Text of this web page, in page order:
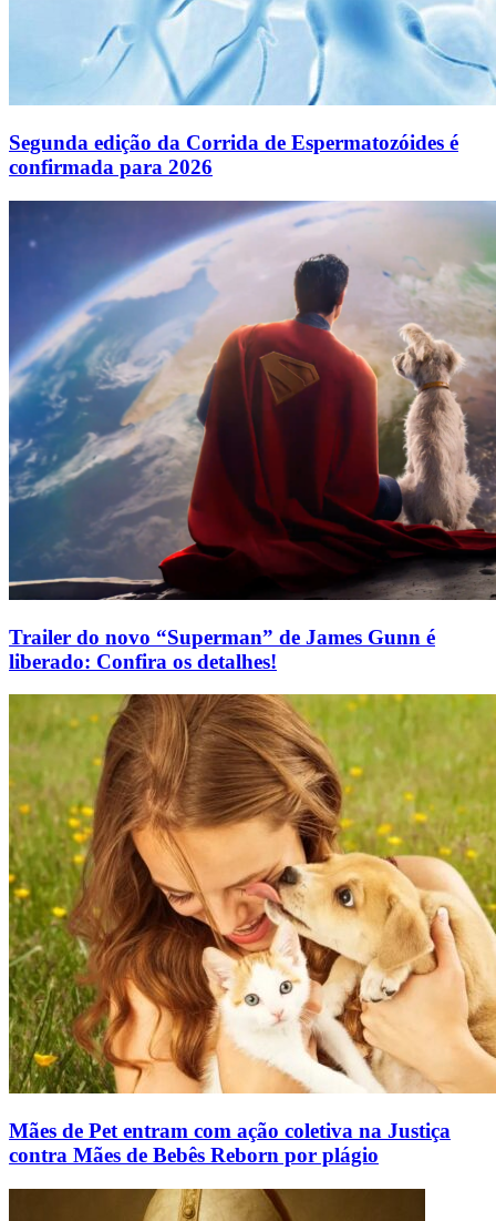
Segunda edição da Corrida de Espermatozóides é
confirmada para 2026
Trailer do novo “Superman” de James Gunn é
liberado: Confira os detalhes!
Mães de Pet entram com ação coletiva na Justiça
contra Mães de Bebês Reborn por plágio